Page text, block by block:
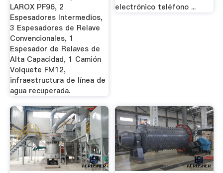
LAROX PF96, 2
Espesadores Intermedios,
3 Espesadores de Relave
Convencionales, 1
Espesador de Relaves de
Alta Capacidad, 1 Camión
Volquete FM12,
infraestructura de línea de
agua recuperada.
electrónico teléfono ...